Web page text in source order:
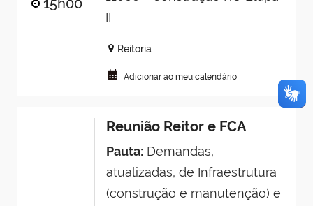
II
Reitoria
Adicionar ao meu calendário
Reunião Reitor e FCA
Pauta:Demandas,
atualizadas, de Infraestrutura
(construção e manutenção) e